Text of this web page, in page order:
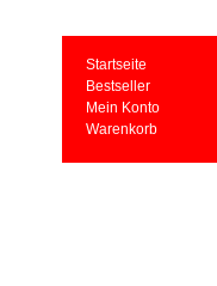
Startseite
Bestseller
Mein Konto
Warenkorb